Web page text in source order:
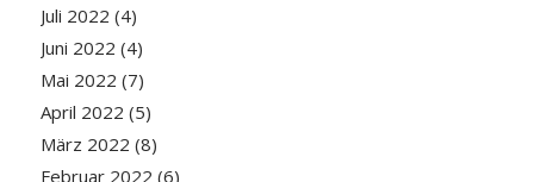
Juli 2022 (4)
Juni 2022 (4)
Mai 2022 (7)
April 2022 (5)
März 2022 (8)
Februar 2022 (6)